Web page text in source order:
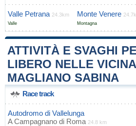
Valle Petrana 24.3km
Valle
Monte Venere
Montagna
ATTIVITÀ E SVAGHI
LIBERO NELLE
MAGLIANO SABINA
Race track
Autodromo di Vallelunga
ACampagnano di Roma 24.8 km